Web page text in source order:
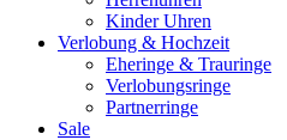
Kinder Uhren
Verlobung & Hochzeit
Eheringe & Trauringe
Verlobungsringe
Partnerringe
Sale